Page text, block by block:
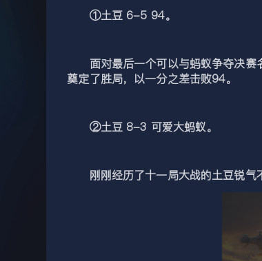
①土豆 6-5 94。
面对最后一个可以与蚂蚁争夺决赛
奠定了胜局，以一分之差击败94。
②土豆 8-3 可爱大蚂蚁。
刚刚经历了十一局大战的土豆锐气不